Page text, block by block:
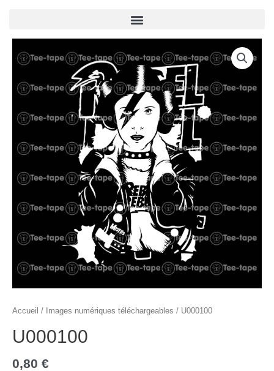
Menu
Accueil / Images numériques téléchargeables / U000100
U000100
0,80 €
de